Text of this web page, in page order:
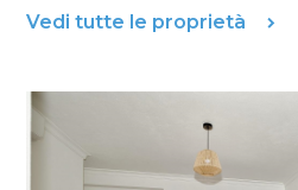
Vedi tutte le proprietà